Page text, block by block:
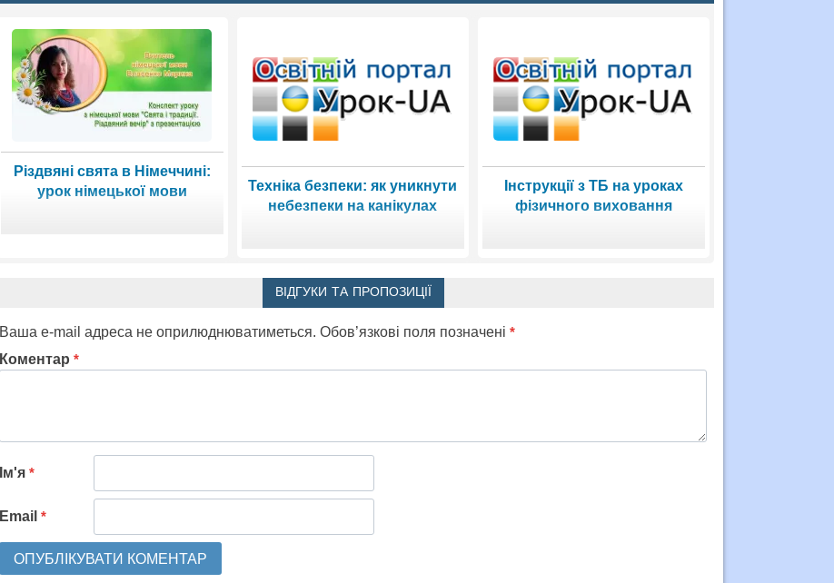
Різдвяні свята в Німеччині:
урок німецької мови
Техніка безпеки: як уникнути
небезпеки на канікулах
Інструкції з ТБ на уроках
фізичного виховання
ВІДГУКИ ТА ПРОПОЗИЦІЇ
Ваша e-mail адреса не оприлюднюватиметься. Обов’язкові поля позначені *
Коментар *
Ім'я *
Email *